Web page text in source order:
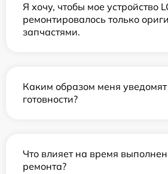
Я хочу, чтобы мое устройство
ремонтировалось только
запчастями.
Каким образом меня
готовности?
Что влияет на время
ремонта?